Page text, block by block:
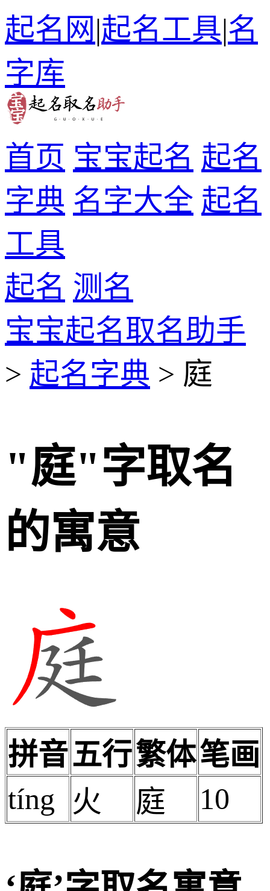
起名网|起名工具|名
字库
首页 宝宝起名 起名
字典 名字大全 起名
工具
起名 测名
宝宝起名取名助手
> 起名字典 > 庭
"庭"字取名
的寓意
拼音五行繁体笔画
tíng
火 庭 10